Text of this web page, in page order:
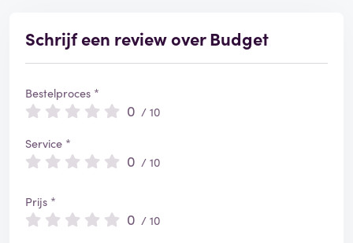
Schrijf een review over Budget
Bestelproces *
0 / 10
Service *
0 / 10
Prijs *
0 / 10